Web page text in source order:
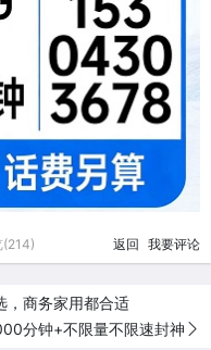
(214) 返回 我要评论
，商务家用都合适
分钟+不限量不限速封神